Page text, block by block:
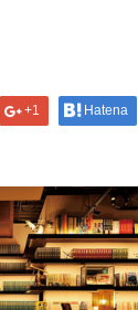
+1 Hatena